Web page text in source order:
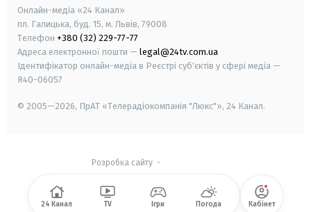
Онлайн-медіа «24 Канал»
пл. Галицька, буд. 15, м. Львів, 79008
Телефон +380 (32) 229-77-77
Адреса електронної пошти — legal@24tv.com.ua
Ідентифікатор онлайн-медіа в Реєстрі суб'єктів у сфері медіа —
R40-06057
© 2005—2026, ПрАТ «Телерадіокомпанія "Люкс"», 24 Канал.
Розробка сайту-
24 Канал TV Ігри Погода Кабінет